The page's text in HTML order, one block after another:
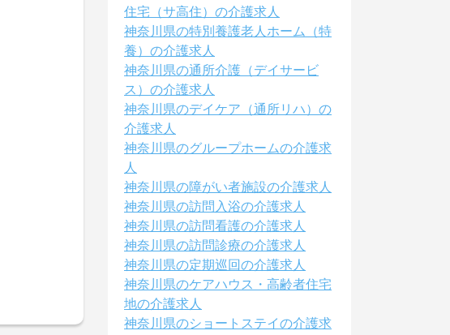
住宅（サ高住）の介護求人
神奈川県の特別養護老人ホーム（特
養）の介護求人
神奈川県の通所介護（デイサービ
ス）の介護求人
神奈川県のデイケア（通所リハ）の
介護求人
神奈川県のグループホームの介護求
人
神奈川県の障がい者施設の介護求人
神奈川県の訪問入浴の介護求人
神奈川県の訪問看護の介護求人
神奈川県の訪問診療の介護求人
神奈川県の定期巡回の介護求人
神奈川県のケアハウス・高齢者住宅
地の介護求人
神奈川県のショートステイの介護求